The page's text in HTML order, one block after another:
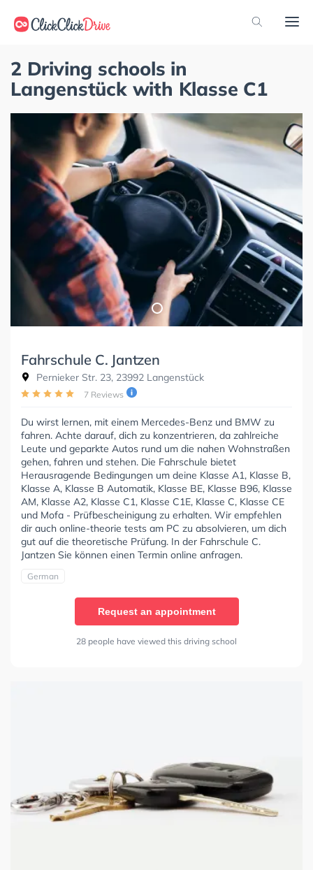
2 Driving schools in
Langenstück with Klasse C1
Fahrschule C. Jantzen
Pernieker Str. 23, 23992 Langenstück
7 Reviews
Du wirst lernen, mit einem Mercedes-Benz und BMW zu
fahren. Achte darauf, dich zu konzentrieren, da zahlreiche
Leute und geparkte Autos rund um die nahen Wohnstraßen
gehen, fahren und stehen. Die Fahrschule bietet
Herausragende Bedingungen um deine Klasse A1, Klasse B,
Klasse A, Klasse B Automatik, Klasse BE, Klasse B96, Klasse
AM, Klasse A2, Klasse C1, Klasse C1E, Klasse C, Klasse CE
und Mofa - Prüfbescheinigung zu erhalten. Wir empfehlen
dir auch online-theorie tests am PC zu absolvieren, um dich
gut auf die theoretische Prüfung. In der Fahrschule C.
Jantzen Sie können einen Termin online anfragen.
German
Request an appointment
28 people have viewed this driving school